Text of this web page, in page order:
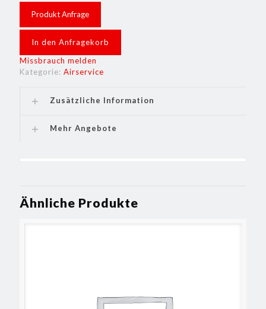
Produkt Anfrage
In den Anfragekorb
Missbrauch melden
Kategorie: Airservice
Zusätzliche Information
Mehr Angebote
Ähnliche Produkte